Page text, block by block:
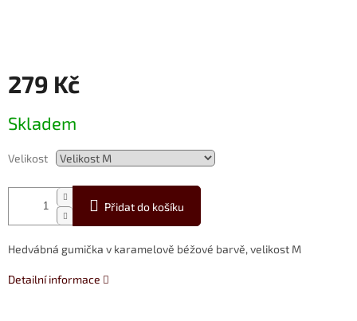
279 Kč
cena:
Skladem
Velikost
Přidat do košíku
Hedvábná gumička v karamelově béžové barvě, velikost M
Detailní informace